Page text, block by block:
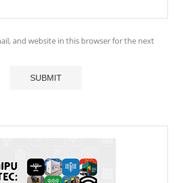
and website in this browser for the next